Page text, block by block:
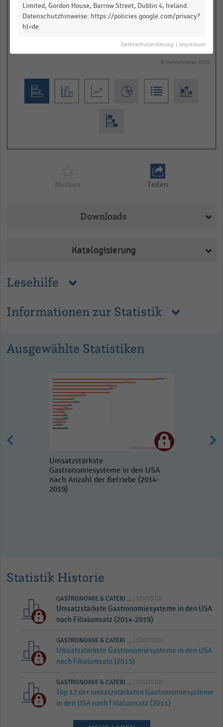
Lesehilfe
Informationen zur Statistik
2016 2017
2018
0,50 0,75
© Handelsdaten 2026
interactive
Merken Teilen
Downloads
Katalogisierung
Ausgewählte Statistiken
Umsatzstärkste
Gastronomiesysteme in den USA
nach Anzahl der Betriebe (2014-
2019)
Statistik Historie
GASTRONOMIE & CATERI ... | STATISTIK
Umsatzstärkste Gastronomiesysteme in den USA
nach Filialumsatz (2014-2019)
GASTRONOMIE & CATERI ... | STATISTIK
Umsatzstärkste Gastronomiesysteme in den USA
nach Filialumsatz (2013)
GASTRONOMIE & CATERI ... | STATISTIK
Top 12 der umsatzstärksten Gastronomiesysteme
in den USA nach Filialumsatz (2011)
Limited, Gordon House, Barrow Street, Dublin 4, Ireland.
Datenschutzhinweise: https://policies.google.com/privacy?
hl=de
Datenschutzerklärung Impressum